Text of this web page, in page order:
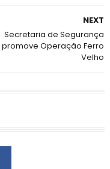
NEXT
Secretaria de Segurança
promove Operação Ferro
Velho